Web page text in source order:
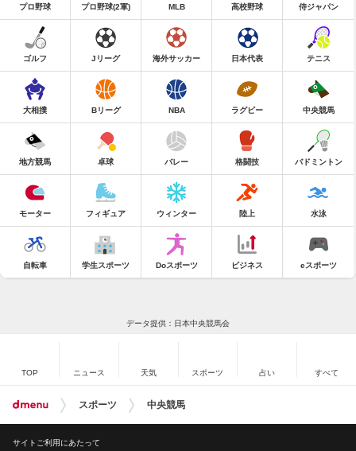
プロ野球 プロ野球(2軍) MLB 高校野球 侍ジャパン
ゴルフ Jリーグ 海外サッカー 日本代表 テニス
大相撲 Bリーグ NBA ラグビー 中央競馬
地方競馬 卓球 バレー 格闘技 バドミントン
モーター フィギュア ウィンター 陸上 水泳
自転車 学生スポーツ Doスポーツ ビジネス eスポーツ
データ提供：日本中央競馬会
TOP ニュース 天気 スポーツ 占い すべて
スポーツ 中央競馬
サイトご利用にあたって